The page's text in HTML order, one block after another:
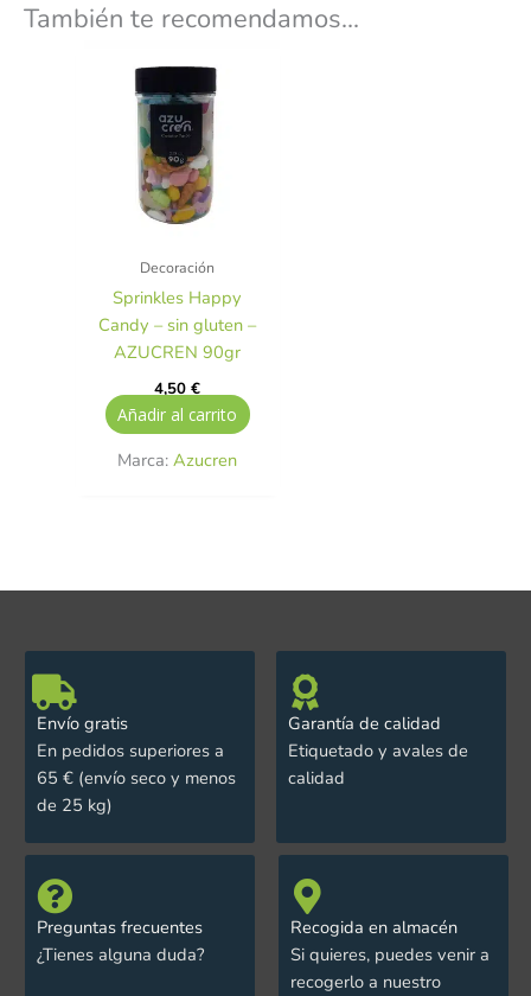
También te recomendamos…
Decoración
Sprinkles Happy
Candy – sin gluten –
AZUCREN 90gr
4,50€
Añadir al carrito
Marca:Azucren
Envío gratis
En pedidos superiores a
65 € (envío seco y menos
de 25 kg)
Garantía de calidad
Etiquetado y avales de
calidad
Preguntas frecuentes
¿Tienes alguna duda?
Recogida en almacén
Si quieres, puedes venir a
recogerlo a nuestro